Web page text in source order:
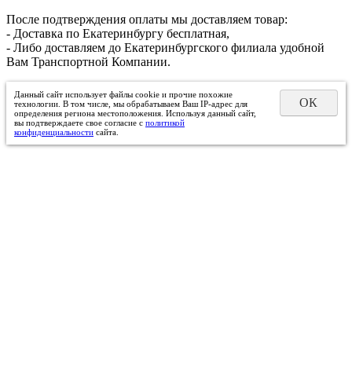
После подтверждения оплаты мы доставляем товар:
- Доставка по Екатеринбургу бесплатная,
- Либо доставляем до Екатеринбургского филиала удобной
Вам Транспортной Компании.
Данный сайт использует файлы cookie и прочие похожие
технологии. В том числе, мы обрабатываем Ваш IP-адрес для
определения региона местоположения. Используя данный сайт,
вы подтверждаете свое согласие с политикой
конфиденциальности сайта.
ОК